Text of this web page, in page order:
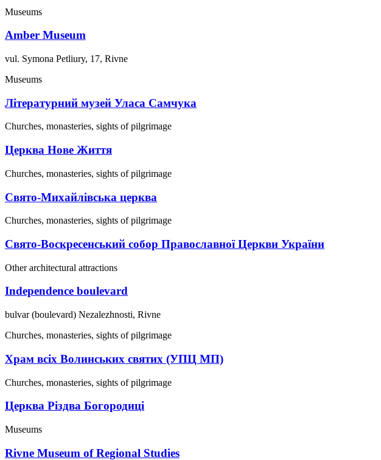
Museums
Amber Museum
vul. Symona Petliury, 17, Rivne
Museums
Літературний музей Уласа Самчука
Churches, monasteries, sights of pilgrimage
Церква Нове Життя
Churches, monasteries, sights of pilgrimage
Свято-Михайлівська церква
Churches, monasteries, sights of pilgrimage
Свято-Воскресенський собор Православної Церкви України
Other architectural attractions
Independence boulevard
bulvar (boulevard) Nezalezhnosti, Rivne
Churches, monasteries, sights of pilgrimage
Храм всіх Волинських святих (УПЦ МП)
Churches, monasteries, sights of pilgrimage
Церква Різдва Богородиці
Museums
Rivne Museum of Regional Studies